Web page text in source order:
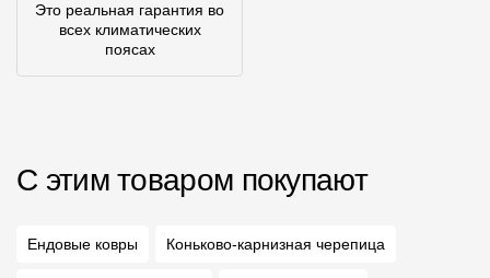
Это реальная гарантия во
всех климатических
поясах
С этим товаром покупают
Ендовые ковры Коньково-карнизная черепица